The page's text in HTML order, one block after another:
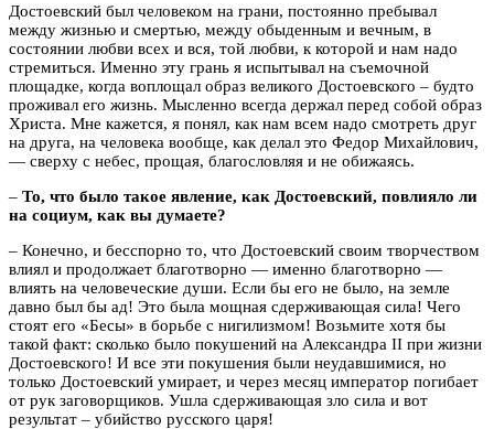
Достоевский был человеком на грани, постоянно пребывал
между жизнью и смертью, между обыденным и вечным, в
состоянии любви всех и вся, той любви, к которой и нам надо
стремиться. Именно эту грань я испытывал на съемочной
площадке, когда воплощал образ великого Достоевского – будто
проживал его жизнь. Мысленно всегда держал перед собой образ
Христа. Мне кажется, я понял, как нам всем надо смотреть друг
на друга, на человека вообще, как делал это Федор Михайлович,
— сверху с небес, прощая, благословляя и не обижаясь.
– То, что было такое явление, как Достоевский, повлияло ли
на социум, как вы думаете?
– Конечно, и бесспорно то, что Достоевский своим творчеством
влиял и продолжает благотворно — именно благотворно —
влиять на человеческие души. Если бы его не было, на земле
давно был бы ад! Это была мощная сдерживающая сила! Чего
стоят его «Бесы» в борьбе с нигилизмом! Возьмите хотя бы
такой факт: сколько было покушений на Александра II при жизни
Достоевского! И все эти покушения были неудавшимися, но
только Достоевский умирает, и через месяц император погибает
от рук заговорщиков. Ушла сдерживающая зло сила и вот
результат – убийство русского царя!